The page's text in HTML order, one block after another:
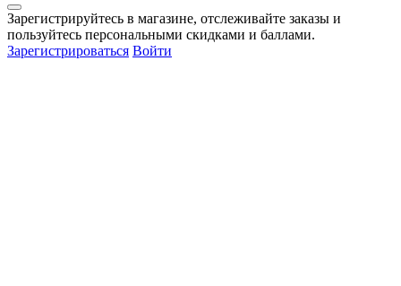
Зарегистрируйтесь в магазине, отслеживайте заказы и
пользуйтесь персональными скидками и баллами.
Зарегистрироваться Войти